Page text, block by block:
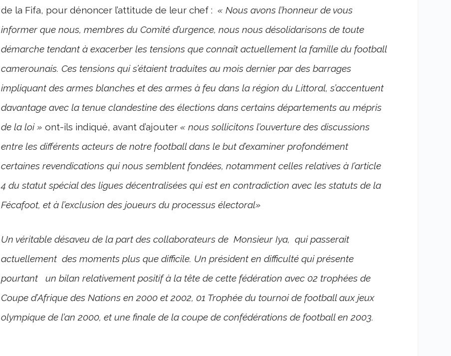
de la Fifa, pour dénoncer l’attitude de leur chef : « Nous avons l’honneur de vous
informer que nous, membres du Comité d’urgence, nous nous désolidarisons de toute
démarche tendant à exacerber les tensions que connaît actuellement la famille du football
camerounais. Ces tensions qui s’étaient traduites au mois dernier par des barrages
impliquant des armes blanches et des armes à feu dans la région du Littoral, s’accentuent
davantage avec la tenue clandestine des élections dans certains départements au mépris
de la loi » ont-ils indiqué, avant d’ajouter « nous sollicitons l’ouverture des discussions
entre les différents acteurs de notre football dans le but d’examiner profondément
certaines revendications qui nous semblent fondées, notamment celles relatives à I’article
4 du statut spécial des ligues décentralisées qui est en contradiction avec les statuts de la
Fécafoot, et à l’exclusion des joueurs du processus électoral»
Un véritable désaveu de la part des collaborateurs de Monsieur Iya, qui passerait
actuellement des moments plus que difficile. Un président en difficulté qui présente
pourtant un bilan relativement positif à la tête de cette fédération avec 02 trophées de
Coupe d’Afrique des Nations en 2000 et 2002, 01 Trophée du tournoi de football aux jeux
olympique de l’an 2000, et une finale de la coupe de confédérations de football en 2003.